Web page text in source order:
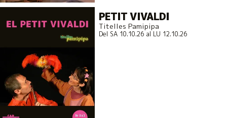
PETIT VIVALDI
Titelles Pamipipa
Del SA 10.10.26al LU 12.10.26